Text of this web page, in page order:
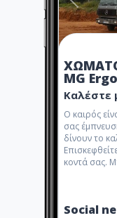
MG
Καλέστε
Ο καιρός
σας
δίνουν το
κοντά σας.
Social